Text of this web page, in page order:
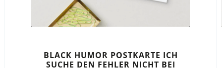
BLACK HUMOR POSTKARTE ICH
SUCHE DEN FEHLER NICHT BEI